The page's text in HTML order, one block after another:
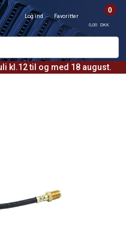
kl.12 til og med 18 august.
Log ind Favoritter
0
0,00 DKK